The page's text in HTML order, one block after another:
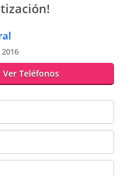
Ver Teléfonos